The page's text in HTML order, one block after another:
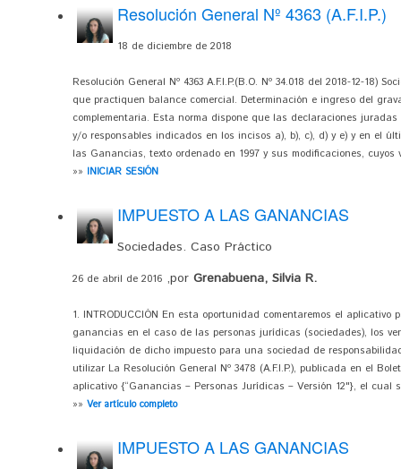
Resolución General Nº 4363 (A.F.I.P.)
18 de diciembre de 2018
Resolución General Nº 4363 A.F.I.P.(B.O. Nº 34.018 del 2018-12-18)
que practiquen balance comercial. Determinación e ingreso del
complementaria. Esta norma dispone que las declaraciones
y/o responsables indicados en los incisos a), b), c), d) y e) y en el
las Ganancias, texto ordenado en 1997 y sus modificaciones, cuyos
»» INICIAR SESIÓN
IMPUESTO A LAS GANANCIAS
Sociedades. Caso Práctico
26 de abril de 2016 ,por Grenabuena, Silvia R.
1. INTRODUCCIÓN En esta oportunidad comentaremos el
ganancias en el caso de las personas jurídicas (sociedades), los
liquidación de dicho impuesto para una sociedad de
utilizar La Resolución General Nº 3478 (A.F.I.P.), publicada en el
aplicativo {“Ganancias – Personas Jurídicas – Versión 12"}, el cual
»» Ver artículo completo
IMPUESTO A LAS GANANCIAS